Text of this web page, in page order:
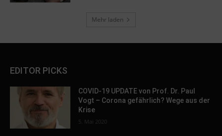
Mehr laden
EDITOR PICKS
COVID-19 UPDATE von Prof. Dr. Paul
Vogt – Corona gefährlich? Wege aus der
Krise
5. Mai 2020